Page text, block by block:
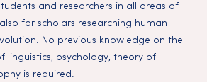
and researchers in all areas of
for scholars researching human
No previous knowledge on the
linguistics, psychology, theory of
is required.